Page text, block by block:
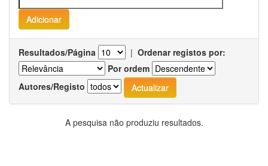
Resultados/Página | Ordenar registos por:
Por ordem
Autores/Registo
A pesquisa não produziu resultados.